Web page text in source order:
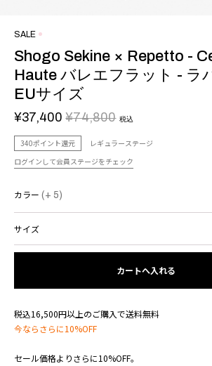
SALE
Shogo Sekine × Repetto -
Haute バレエフラット - ラ
EUサイズ
¥37,400 ¥74,800 税込
340ポイント還元
レギュラーステージ
ログインして会員ステージをチェック
カラー (+ 5)
サイズ
カートへ入れる
税込16,500円以上のご購入で送料無料
今ならさらに10%OFF
セール価格よりさらに10%OFF。